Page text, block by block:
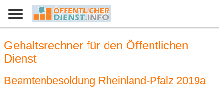
Gehaltsrechner für den Öffentlichen
Dienst
Beamtenbesoldung Rheinland-Pfalz 2019a